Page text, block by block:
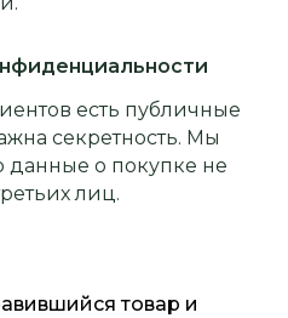
есть публичные
секретность. Мы
данные о покупке не
лиц.
товар и